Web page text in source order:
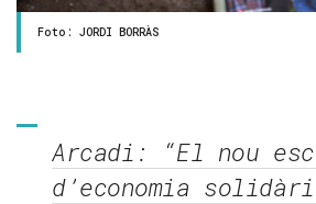
Foto: JORDI BORRÀS
Arcadi: “El nou
d’economia